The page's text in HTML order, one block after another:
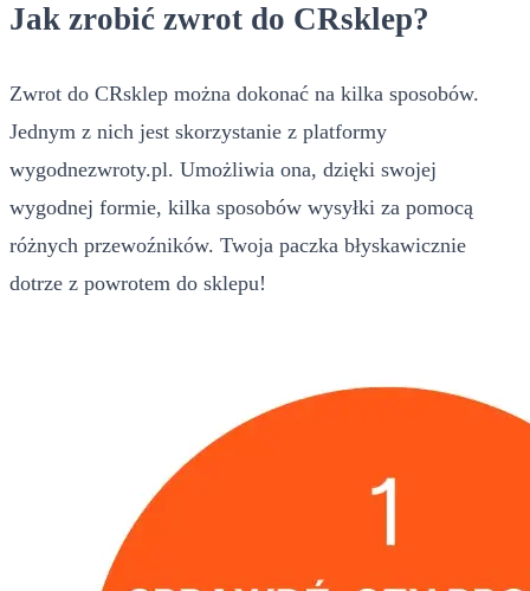
Jak zrobić zwrot do CRsklep?
Zwrot do CRsklep można dokonać na kilka sposobów.
Jednym z nich jest skorzystanie z platformy
wygodnezwroty.pl. Umożliwia ona, dzięki swojej
wygodnej formie, kilka sposobów wysyłki za pomocą
różnych przewoźników. Twoja paczka błyskawicznie
dotrze z powrotem do sklepu!